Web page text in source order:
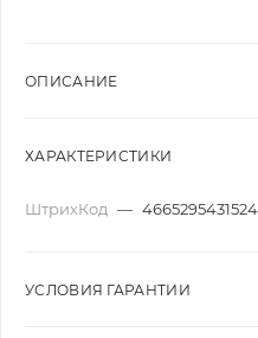
ОПИСАНИЕ
ХАРАКТЕРИСТИКИ
ШтрихКод — 4665295431524
УСЛОВИЯ ГАРАНТИИ